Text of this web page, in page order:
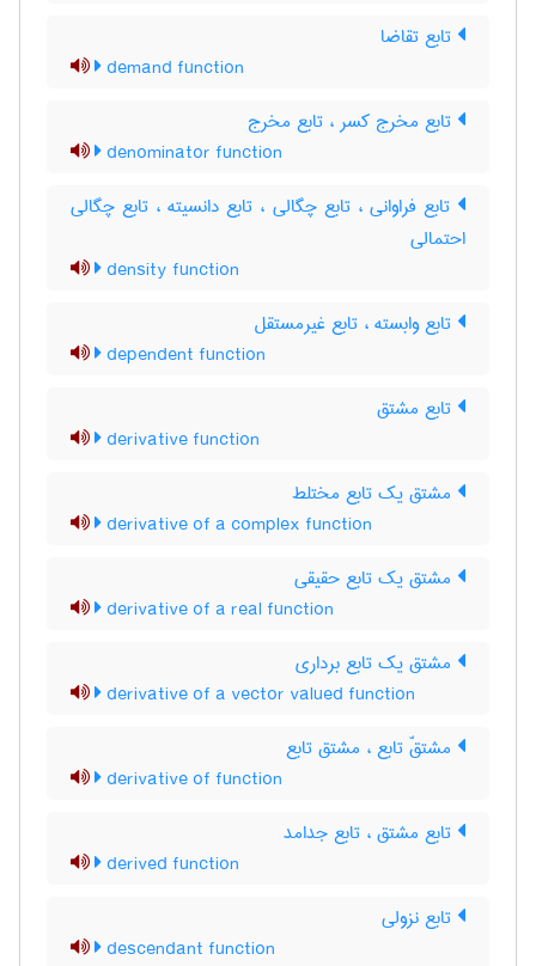
تابع تقاضا
demand function
تابع مخرج کسر ، تابع مخرج
denominator function
تابع فراوانی ، تابع چگالی ، تابع دانسیته ، تابع چگالی
احتمالی
density function
تابع وابسته ، تابع غیرمستقل
dependent function
تابع مشتق
derivative function
مشتق یک تابع مختلط
derivative of a complex function
مشتق یک تابع حقیقی
derivative of a real function
مشتق یک تابع برداری
derivative of a vector valued function
مشتقّ تابع ، مشتق تابع
derivative of function
تابع مشتق ، تابع جدامد
derived function
تابع نزولی
descendant function